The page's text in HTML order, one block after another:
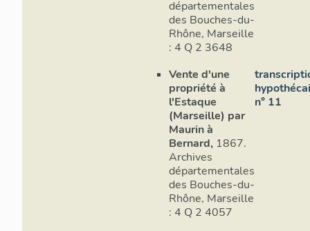
départementales
des Bouches-du-
Rhône, Marseille
: 4 Q 2 3648
Vente d'une
propriété à
l'Estaque
(Marseille) par
Maurin à
Bernard, 1867.
Archives
départementales
des Bouches-du-
Rhône, Marseille
: 4 Q 2 4057
n° 11